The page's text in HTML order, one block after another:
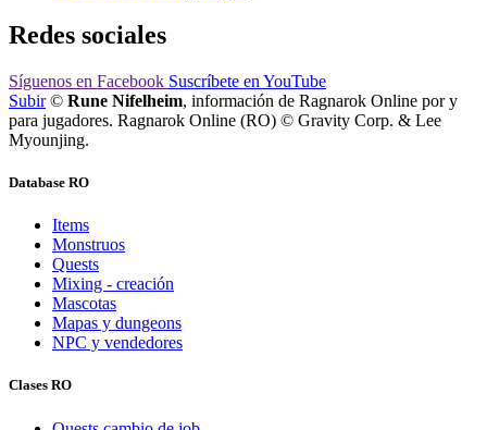
Redes sociales
Síguenos en Facebook Suscríbete en YouTube
Subir© Rune Nifelheim, información de Ragnarok Online por y
para jugadores. Ragnarok Online (RO) © Gravity Corp. & Lee
Myounjing.
Database RO
Items
Monstruos
Quests
Mixing - creación
Mascotas
Mapas y dungeons
NPC y vendedores
Clases RO